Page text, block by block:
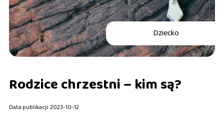
Dziecko
Rodzice chrzestni – kim są?
Data publikacji: 2023-10-12